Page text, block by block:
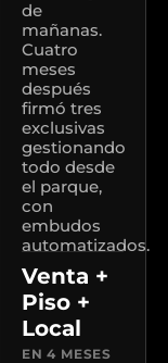
de
mañanas.
Cuatro
meses
después
firmó tres
exclusivas
gestionando
todo desde
el parque,
con
embudos
automatizados.
Venta +
Piso +
Local
EN 4 MESES